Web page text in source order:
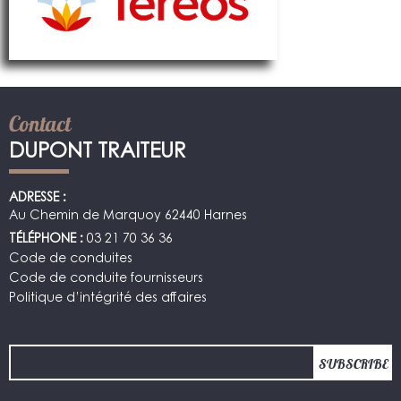
Contact
DUPONT TRAITEUR
ADRESSE :
Au Chemin de Marquoy 62440 Harnes
TÉLÉPHONE : 03 21 70 36 36
Code de conduites
Code de conduite fournisseurs
Politique d’intégrité des affaires